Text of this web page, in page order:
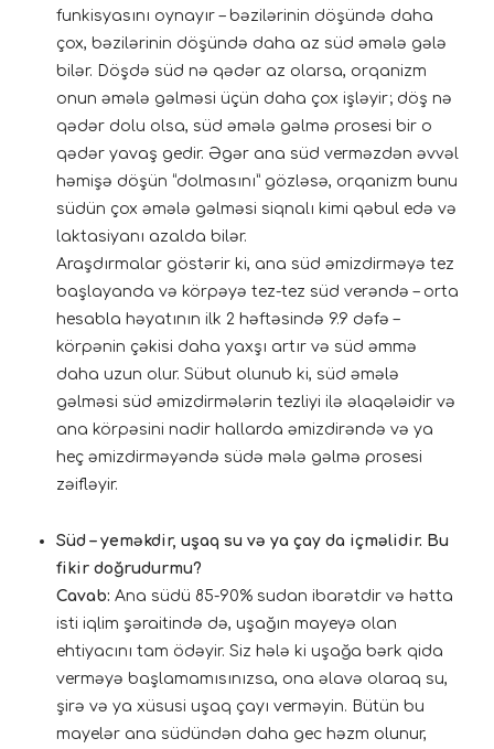
funkisyasını oynayır – bəzilərinin döşündə daha
çox, bəzilərinin döşündə daha az süd əmələ gələ
bilər. Döşdə süd nə qədər az olarsa, orqanizm
onun əmələ gəlməsi üçün daha çox işləyir; döş nə
qədər dolu olsa, süd əmələ gəlmə prosesi bir o
qədər yavaş gedir. Əgər ana süd verməzdən əvvəl
həmişə döşün “dolmasını” gözləsə, orqanizm bunu
südün çox əmələ gəlməsi siqnalı kimi qəbul edə və
laktasiyanı azalda bilər.
Araşdırmalar göstərir ki, ana süd əmizdirməyə tez
başlayanda və körpəyə tez-tez süd verəndə – orta
hesabla həyatının ilk 2 həftəsində 9.9 dəfə –
körpənin çəkisi daha yaxşı artır və süd əmmə
daha uzun olur. Sübut olunub ki, süd əmələ
gəlməsi süd əmizdirmələrin tezliyi ilə əlaqələidir və
ana körpəsini nadir hallarda əmizdirəndə və ya
heç əmizdirməyəndə südə mələ gəlmə prosesi
zəifləyir.
Süd – yeməkdir, uşaq su və ya çay da içməlidir. Bu
fikir doğrudurmu?
Cavab: Ana südü 85-90% sudan ibarətdir və hətta
isti iqlim şəraitində də, uşağın mayeyə olan
ehtiyacını tam ödəyir. Siz hələ ki uşağa bərk qida
verməyə başlamamısınızsa, ona əlavə olaraq su,
şirə və ya xüsusi uşaq çayı verməyin. Bütün bu
mayelər ana südündən daha gec həzm olunur,